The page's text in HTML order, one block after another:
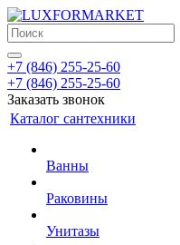
+7 (846) 255-25-60
+7 (846) 255-25-60
Заказать звонок
Каталог сантехники
Ванны
Раковины
Унитазы